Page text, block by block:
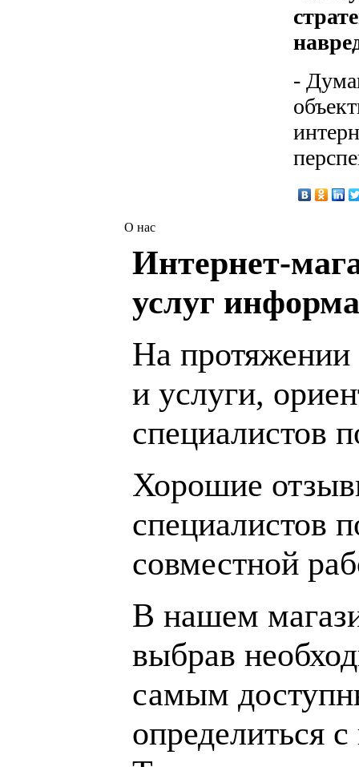
-
О нас
Интернет-
услуг
На протяжении
и услуги,
специалистов
Хорошие
специалистов
совместной
В нашем
выбрав
самым
определиться